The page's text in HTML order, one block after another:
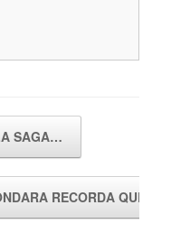
SAGA…
RECORDA QUE…